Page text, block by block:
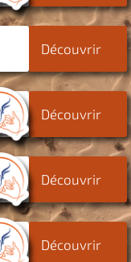
Découvrir
Découvrir
Découvrir
Découvrir